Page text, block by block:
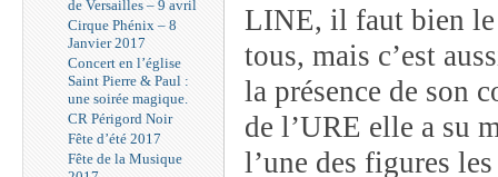
de Versailles – 9 avril
Cirque Phénix – 8
Janvier 2017
Concert en l’église
Saint Pierre & Paul :
une soirée magique.
CR Périgord Noir
Fête d’été 2017
Fête de la Musique
LINE, il faut bien le
tous, mais c’est
la présence de son
de l’URE elle a su
l’une des figures